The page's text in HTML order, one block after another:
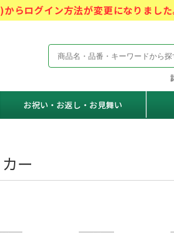
からログイン方法が変更になりまし
ギフトモール Hanshin Gift Mall
お祝い・お返し・お見舞い
ー